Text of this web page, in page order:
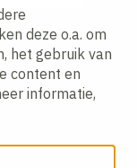
deze o.a. om
het gebruik van
content en
informatie,
policy